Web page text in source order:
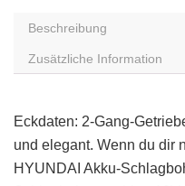
Beschreibung
Zusätzliche Information
Eckdaten: 2-Gang-
und elegant. Wenn du dir
HYUNDAI Akku-